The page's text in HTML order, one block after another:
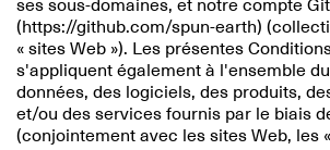
ses sous-domaines, et notre compte
(https://github.com/spun-earth)
« sites Web »). Les présentes
s'appliquent également à l'ensemble
données, des logiciels, des produits,
et/ou des services fournis par le biais
(conjointement avec les sites Web, les